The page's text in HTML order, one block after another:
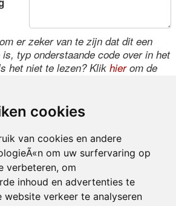
cookies
van cookies en andere
om uw surfervaring op
verbeteren, om
inhoud en advertenties te
website verkeer te analyseren
er zeker van te zijn dat dit een
typ onderstaande code over in het
het niet te lezen? Klik hierom de